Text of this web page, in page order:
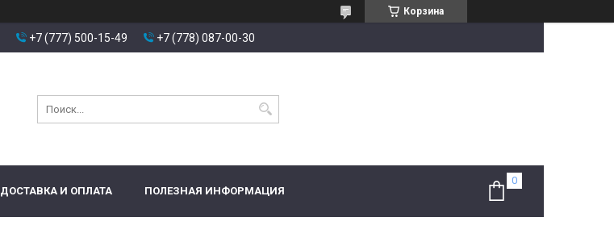
Корзина
+7 (777) 500-15-49 +7 (778) 087-00-30
ДОСТАВКА И ОПЛАТА ПОЛЕЗНАЯ ИНФОРМАЦИЯ